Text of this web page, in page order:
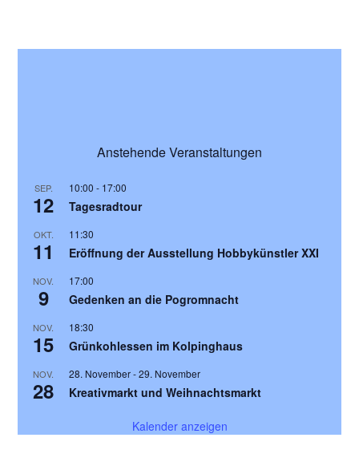
Anstehende Veranstaltungen
SEP.
12
10:00 - 17:00
Tagesradtour
OKT.
11
11:30
Eröffnung der Ausstellung Hobbykünstler XXI
NOV.
9
17:00
Gedenken an die Pogromnacht
NOV.
15
18:30
Grünkohlessen im Kolpinghaus
NOV.
28
28. November-29. November
Kreativmarkt und Weihnachtsmarkt
Kalender anzeigen